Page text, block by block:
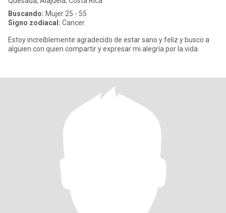
Buscando: Mujer 25 - 55
Signo zodiacal: Cancer
Estoy increíblemente agradecido de estar sano y feliz y busco a
alguien con quien compartir y expresar mi alegría por la vida.